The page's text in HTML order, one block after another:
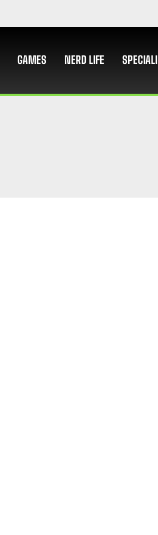
GAMES NERD LIFE SPECIALI